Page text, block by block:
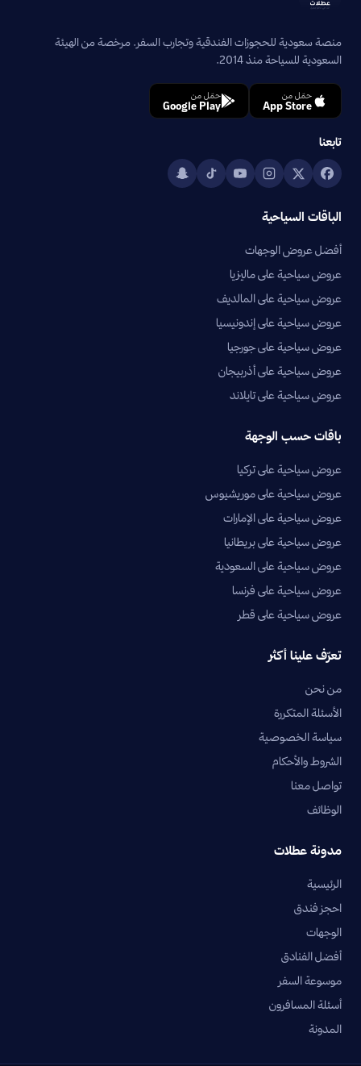
منصة سعودية للحجوزات الفندقية وتجارب السفر. مرخصة من الهيئة
السعودية للسياحة منذ 2014.
حمّل من
App Store
حمّل من
Google Play
تابعنا
الباقات السياحية
أفضل عروض الوجهات
عروض سياحية على ماليزيا
عروض سياحية على المالديف
عروض سياحية على إندونيسيا
عروض سياحية على جورجيا
عروض سياحية على أذربيجان
عروض سياحية على تايلاند
باقات حسب الوجهة
عروض سياحية على تركيا
عروض سياحية على موريشيوس
عروض سياحية على الإمارات
عروض سياحية على بريطانيا
عروض سياحية على السعودية
عروض سياحية على فرنسا
عروض سياحية على قطر
تعرّف علينا أكثر
من نحن
الأسئلة المتكررة
سياسة الخصوصية
الشروط والأحكام
تواصل معنا
الوظائف
مدونة عطلات
الرئيسية
احجز فندق
الوجهات
أفضل الفنادق
موسوعة السفر
أسئلة المسافرون
المدونة